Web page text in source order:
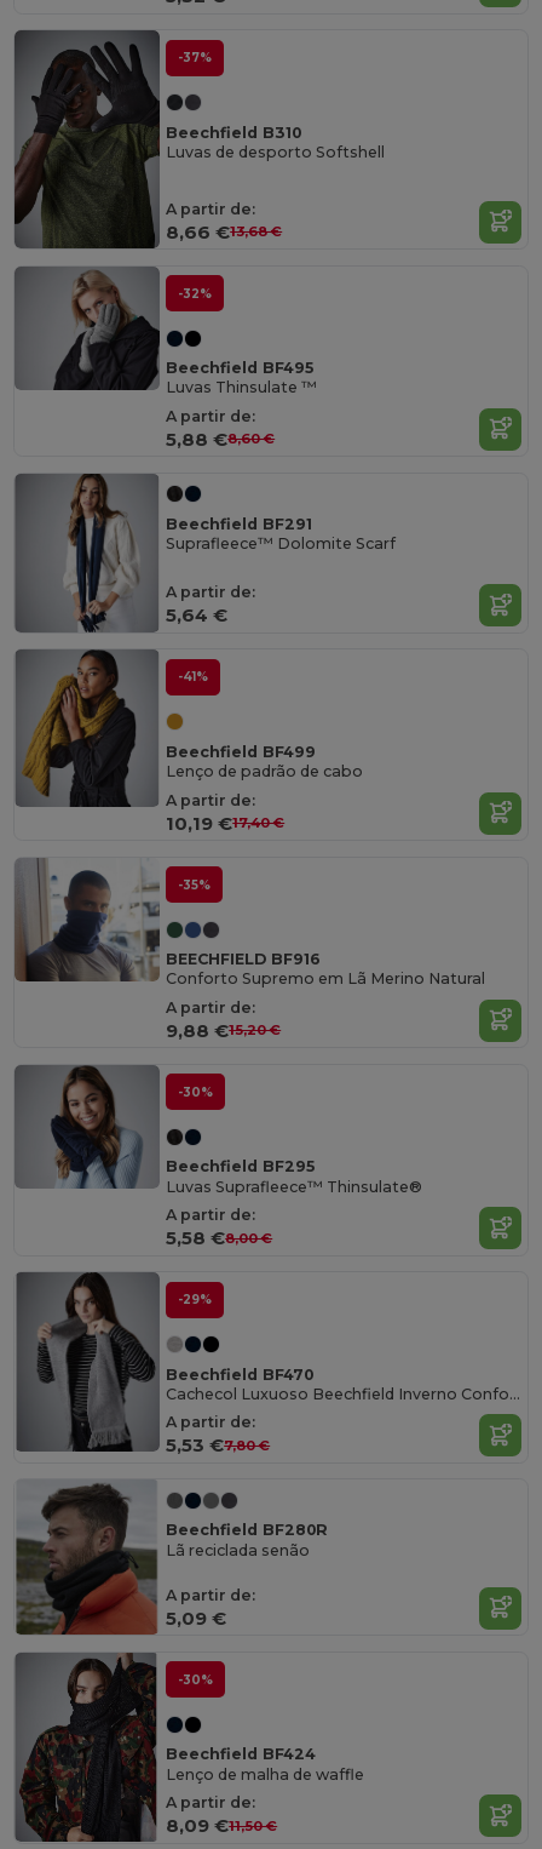
-37%
Beechfield B310
Luvas de desporto Softshell
A partir de:
8,66 €13,68 €
-32%
Beechfield BF495
Luvas Thinsulate ™
A partir de:
5,88 €8,60 €
Beechfield BF291
Suprafleece™ Dolomite Scarf
A partir de:
5,64 €
-41%
Beechfield BF499
Lenço de padrão de cabo
A partir de:
10,19 €17,40 €
-35%
BEECHFIELD BF916
Conforto Supremo em Lã Merino Natural
A partir de:
9,88 €15,20 €
-30%
Beechfield BF295
Luvas Suprafleece™ Thinsulate®
A partir de:
5,58 €8,00 €
-29%
Beechfield BF470
Cachecol Luxuoso Beechfield Inverno Confortável
A partir de:
5,53 €7,80 €
Beechfield BF280R
Lã reciclada senão
A partir de:
5,09 €
-30%
Beechfield BF424
Lenço de malha de waffle
A partir de:
8,09 €11,50 €